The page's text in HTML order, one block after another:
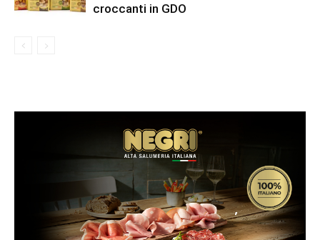
croccanti in GDO